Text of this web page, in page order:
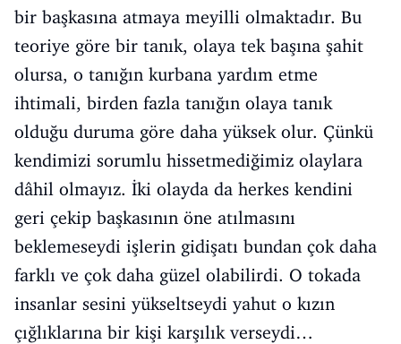
bir başkasına atmaya meyilli olmaktadır. Bu
teoriye göre bir tanık, olaya tek başına şahit
olursa, o tanığın kurbana yardım etme
ihtimali, birden fazla tanığın olaya tanık
olduğu duruma göre daha yüksek olur. Çünkü
kendimizi sorumlu hissetmediğimiz olaylara
dâhil olmayız. İki olayda da herkes kendini
geri çekip başkasının öne atılmasını
beklemeseydi işlerin gidişatı bundan çok daha
farklı ve çok daha güzel olabilirdi. O tokada
insanlar sesini yükseltseydi yahut o kızın
çığlıklarına bir kişi karşılık verseydi…